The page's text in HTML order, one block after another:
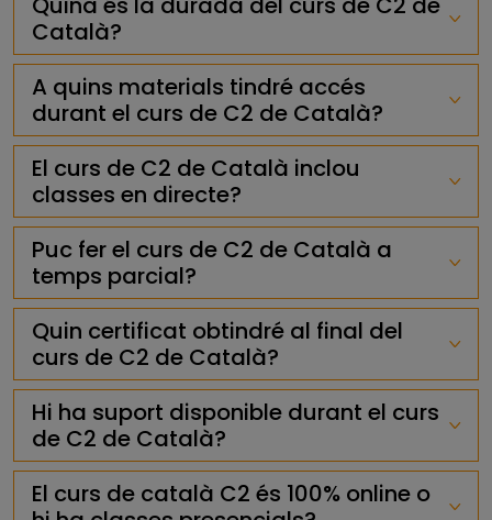
Català?
A quins materials tindré accés
durant el curs de C2 de Català?
El curs de C2 de Català inclou
classes en directe?
Puc fer el curs de C2 de Català a
temps parcial?
Quin certificat obtindré al final del
curs de C2 de Català?
Hi ha suport disponible durant el curs
de C2 de Català?
El curs de català C2 és 100% online o